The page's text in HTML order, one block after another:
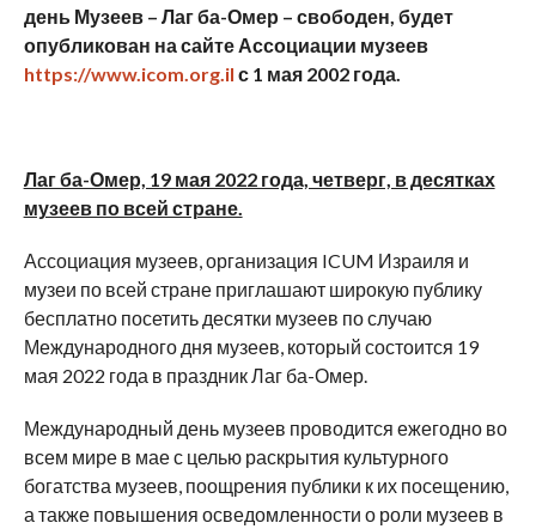
день Музеев – Лаг ба-Омер – свободен, будет
опубликован на сайте Ассоциации музеев
https://www.icom.org.il с 1 мая 2002 года.
Лаг ба-Омер, 19 мая 2022 года, четверг, в десятках
музеев по всей стране.
Ассоциация музеев, организация ICUM Израиля и
музеи по всей стране приглашают широкую публику
бесплатно посетить десятки музеев по случаю
Международного дня музеев, который состоится 19
мая 2022 года в праздник Лаг ба-Омер.
Международный день музеев проводится ежегодно во
всем мире в мае с целью раскрытия культурного
богатства музеев, поощрения публики к их посещению,
а также повышения осведомленности о роли музеев в